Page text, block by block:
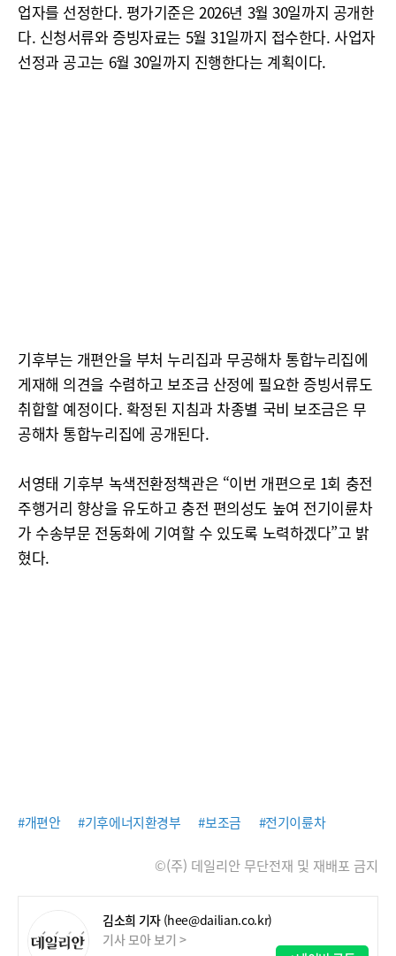
업자를 선정한다. 평가기준은 2026년 3월 30일까지 공개한
다. 신청서류와 증빙자료는 5월 31일까지 접수한다. 사업자
선정과 공고는 6월 30일까지 진행한다는 계획이다.
기후부는 개편안을 부처 누리집과 무공해차 통합누리집에
게재해 의견을 수렴하고 보조금 산정에 필요한 증빙서류도
취합할 예정이다. 확정된 지침과 차종별 국비 보조금은 무
공해차 통합누리집에 공개된다.
서영태 기후부 녹색전환정책관은 “이번 개편으로 1회 충전
주행거리 향상을 유도하고 충전 편의성도 높여 전기이륜차
가 수송부문 전동화에 기여할 수 있도록 노력하겠다”고 밝
혔다.
#개편안 #기후에너지환경부 #보조금 #전기이륜차
©(주) 데일리안 무단전재 및 재배포 금지
김소희 기자 (hee@dailian.co.kr)
기사 모아 보기 >